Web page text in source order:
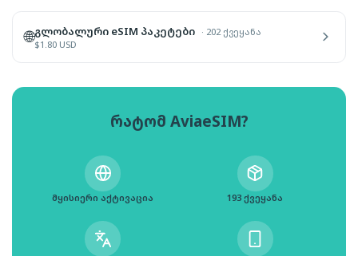
🌐გლობალური eSIM პაკეტები · 202 ქვეყანა
$1.80 USD
რატომ AviaeSIM?
მყისიერი აქტივაცია 193 ქვეყანა